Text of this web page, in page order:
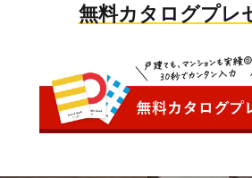
無料カタログプレ